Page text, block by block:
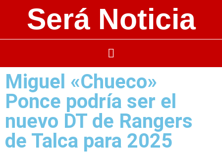
Será Noticia
Miguel «Chueco»
Ponce podría ser el
nuevo DT de Rangers
de Talca para 2025